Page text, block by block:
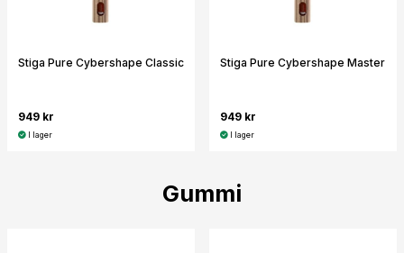
Stiga Pure Cybershape Classic
949 kr
I lager
Stiga Pure Cybershape Master
949 kr
I lager
Gummi